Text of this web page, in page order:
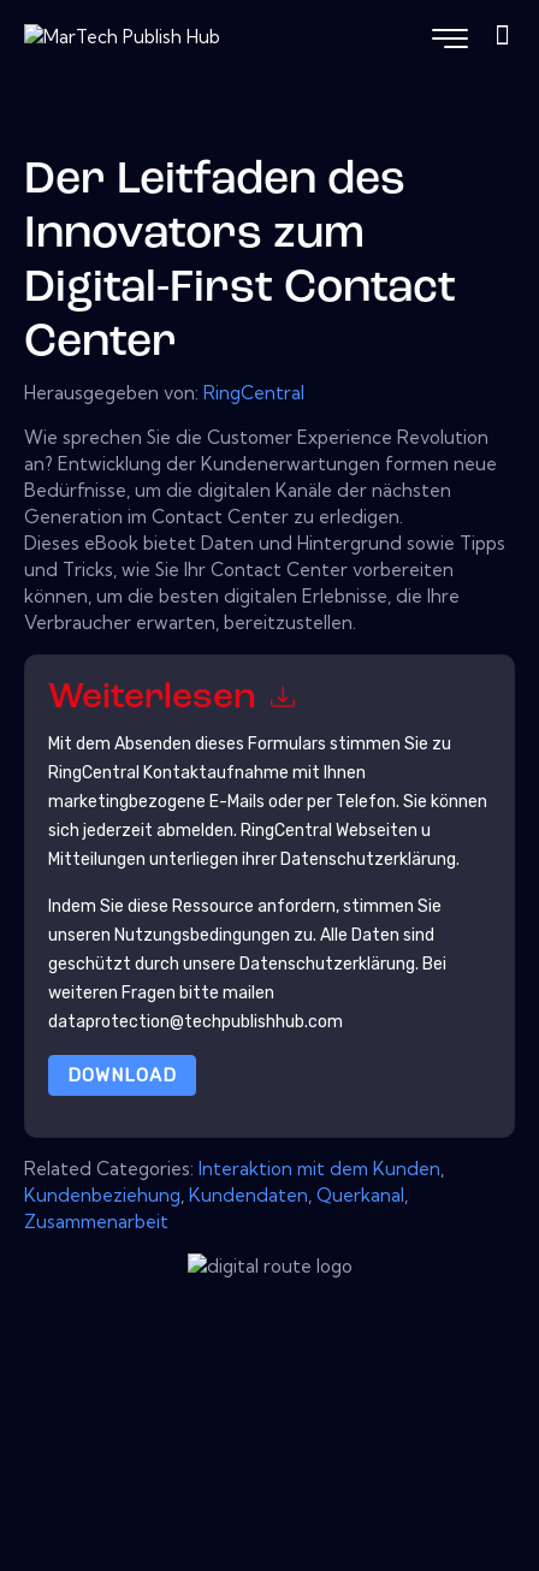
Der Leitfaden des
Innovators zum
Digital-First Contact
Center
Herausgegeben von: RingCentral
Wie sprechen Sie die Customer Experience Revolution
an? Entwicklung der Kundenerwartungen formen neue
Bedürfnisse, um die digitalen Kanäle der nächsten
Generation im Contact Center zu erledigen.
Dieses eBook bietet Daten und Hintergrund sowie Tipps
und Tricks, wie Sie Ihr Contact Center vorbereiten
können, um die besten digitalen Erlebnisse, die Ihre
Verbraucher erwarten, bereitzustellen.
Weiterlesen
Mit dem Absenden dieses Formulars stimmen Sie zu
RingCentral Kontaktaufnahme mit Ihnen
marketingbezogene E-Mails oder per Telefon. Sie können
sich jederzeit abmelden. RingCentral Webseiten u
Mitteilungen unterliegen ihrer Datenschutzerklärung.
Indem Sie diese Ressource anfordern, stimmen Sie
unseren Nutzungsbedingungen zu. Alle Daten sind
geschützt durch unsere Datenschutzerklärung. Bei
weiteren Fragen bitte mailen
dataprotection@techpublishhub.com
DOWNLOAD
Related Categories: Interaktion mit dem Kunden
Kundenbeziehung Kundendaten Querkanal
Zusammenarbeit